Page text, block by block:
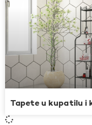
Tapete u kupatilu i